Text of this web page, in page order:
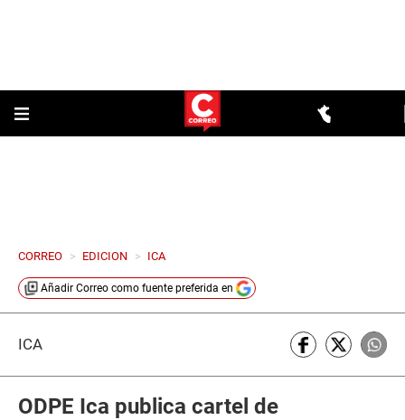
CORREO > EDICION > ICA
Añadir Correo como fuente preferida en
ICA
ODPE Ica publica cartel de